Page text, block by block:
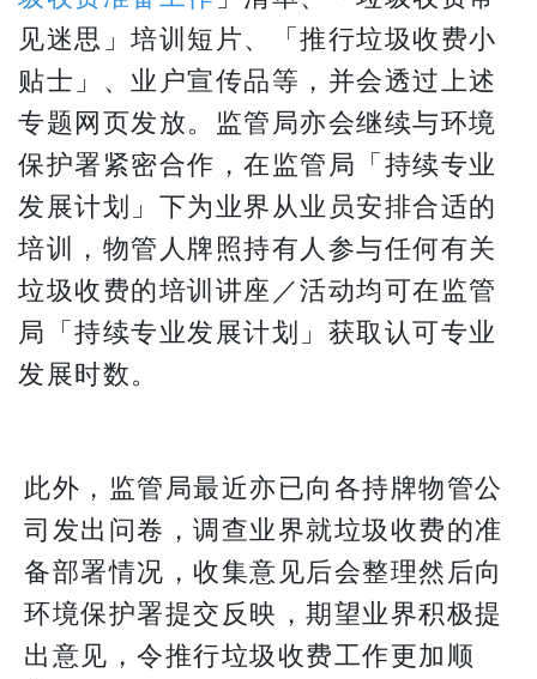
见迷思」培训短片、「推行垃圾收费小
贴士」、业户宣传品等，并会透过上述
专题网页发放。监管局亦会继续与环境
保护署紧密合作，在监管局「持续专业
发展计划」下为业界从业员安排合适的
培训，物管人牌照持有人参与任何有关
垃圾收费的培训讲座／活动均可在监管
局「持续专业发展计划」获取认可专业
发展时数。
此外，监管局最近亦已向各持牌物管公
司发出问卷，调查业界就垃圾收费的准
备部署情况，收集意见后会整理然后向
环境保护署提交反映，期望业界积极提
出意见，令推行垃圾收费工作更加顺